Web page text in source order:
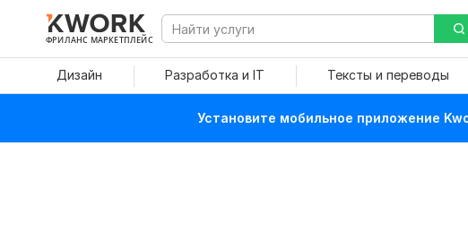
ФРИЛАНС МАРКЕТПЛЕЙС
Дизайн Разработка и IT Тексты и переводы
Установите мобильное приложение